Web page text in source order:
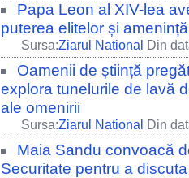
Papa Leon al XIV-lea
puterea elitelor și
Sursa:Ziarul National Din
Oamenii de știință
explora tunelurile de lavă
ale omenirii
Sursa:Ziarul National Din
Maia Sandu convoacă
Securitate pentru a